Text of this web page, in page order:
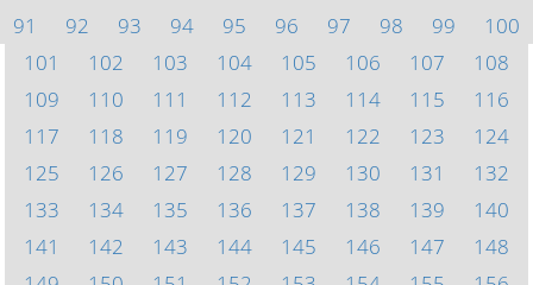
91
92 93 94 95 96 97 98 99
100
101
102 103 104 105 106 107
108
109
110 111 112 113 114 115
116
117
118 119 120 121 122 123
124
125
126 127 128 129 130 131
132
133
134 135 136 137 138 139
140
141
142 143 144 145 146 147
148